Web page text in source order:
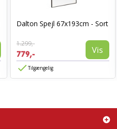
Dalton Spejl 67x193cm - Sort
1.299,-
779,- Vis
Tilgængelig